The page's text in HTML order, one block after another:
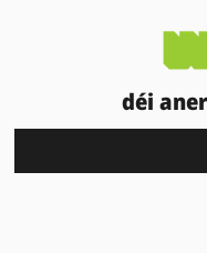
déi